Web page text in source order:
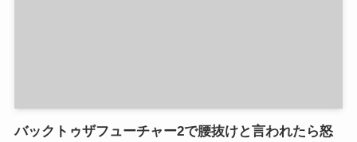
バックトゥザフューチャー2で腰抜けと言われたら怒